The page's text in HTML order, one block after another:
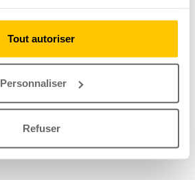
Tout autoriser
Personnaliser
Refuser